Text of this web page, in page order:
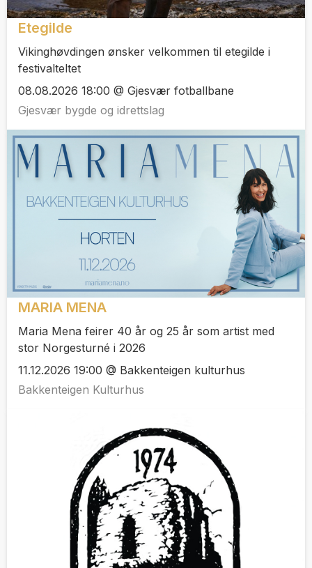
Etegilde
Vikinghøvdingen ønsker velkommen til etegilde i
festivalteltet
08.08.2026 18:00 @ Gjesvær fotballbane
Gjesvær bygde og idrettslag
MARIA MENA
Maria Mena feirer 40 år og 25 år som artist med
stor Norgesturné i 2026
11.12.2026 19:00 @ Bakkenteigen kulturhus
Bakkenteigen Kulturhus